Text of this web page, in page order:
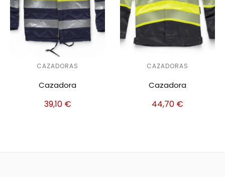
CAZADORAS
Cazadora
39,10 €
CAZADORAS
Cazadora
44,70 €